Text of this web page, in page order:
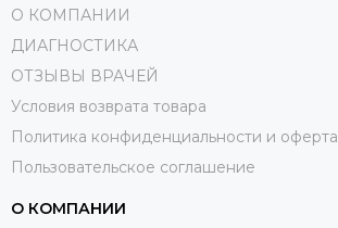
О КОМПАНИИ
ДИАГНОСТИКА
ОТЗЫВЫ ВРАЧЕЙ
Условия возврата товара
Политика конфиденциальности и оферта
Пользовательское соглашение
О КОМПАНИИ